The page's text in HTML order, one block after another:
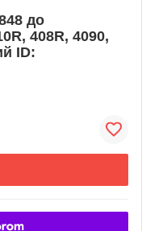
до
408R, 4090,
ID: